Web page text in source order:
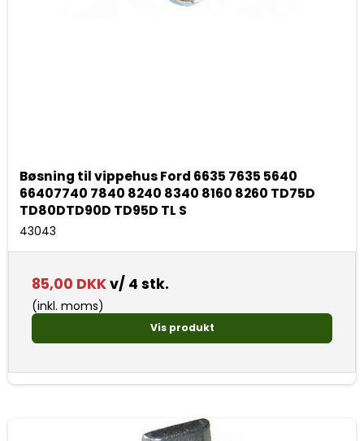
Bøsning til vippehus Ford 6635 7635 5640
66407740 7840 8240 8340 8160 8260 TD75D
TD80DTD90D TD95D TL S
43043
85,00 DKKv/ 4 stk.
(inkl. moms)
Vis produkt